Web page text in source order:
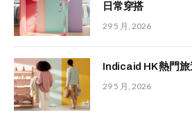
日常穿搭
29 5 月, 2026
Indicaid HK 熱門
29 5 月, 2026